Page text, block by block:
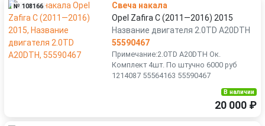
№ 108166
Свеча накала
Opel Zafira C (2011—2016) 2015
Название двигателя 2.0TD A20DTH
55590467
Примечание:2.0TD A20DTH Ок.
Комплект 4шт. По штучно 6000 руб
1214087 55564163 55590467
В наличии
20 000 ₽